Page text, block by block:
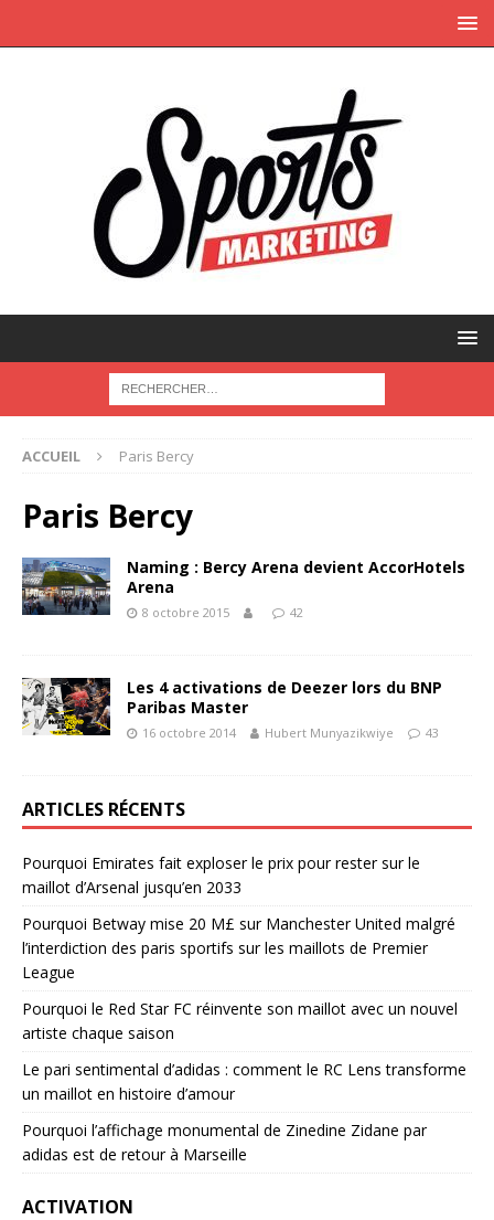
ACCUEIL Paris Bercy
Paris Bercy
Naming : Bercy Arena devient AccorHotels
Arena
8 octobre 2015 42
Les 4 activations de Deezer lors du BNP
Paribas Master
16 octobre 2014 Hubert Munyazikwiye 43
ARTICLES RÉCENTS
Pourquoi Emirates fait exploser le prix pour rester sur le
maillot d’Arsenal jusqu’en 2033
Pourquoi Betway mise 20 M£ sur Manchester United malgré
l’interdiction des paris sportifs sur les maillots de Premier
League
Pourquoi le Red Star FC réinvente son maillot avec un nouvel
artiste chaque saison
Le pari sentimental d’adidas : comment le RC Lens transforme
un maillot en histoire d’amour
Pourquoi l’affichage monumental de Zinedine Zidane par
adidas est de retour à Marseille
ACTIVATION